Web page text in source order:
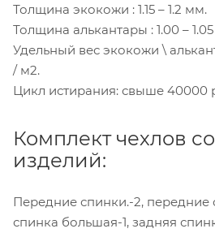
Толщина экокожи : 1.15 – 1.2 мм.
Толщина алькантары : 1.00 –
Удельный вес экокожи \
/ м2.
Цикл истирания: свыше 40000
Комплект чехлов
изделий:
Передние спинки.-2, передние
спинка большая-1, задняя